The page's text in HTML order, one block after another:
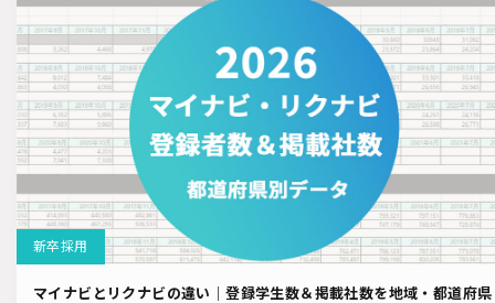
新卒採用
マイナビとリクナビの違い｜登録学生数＆掲載社数を地域・都道府県